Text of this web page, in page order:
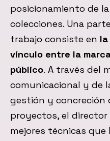
posicionamiento de
colecciones. Una
trabajo consiste en
vínculo entre la
público. A través del
comunicacional y de
gestión y concreción
proyectos, el
mejores técnicas